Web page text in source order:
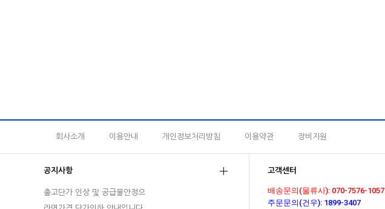
회사소개 이용안내 개인정보처리방침 이용약관 장비지원
공지사항
출고단가 인상 및 공급불안정으
고객센터
배송문의(물류사): 070-7576-1057
주문문의(건우): 1899-3407